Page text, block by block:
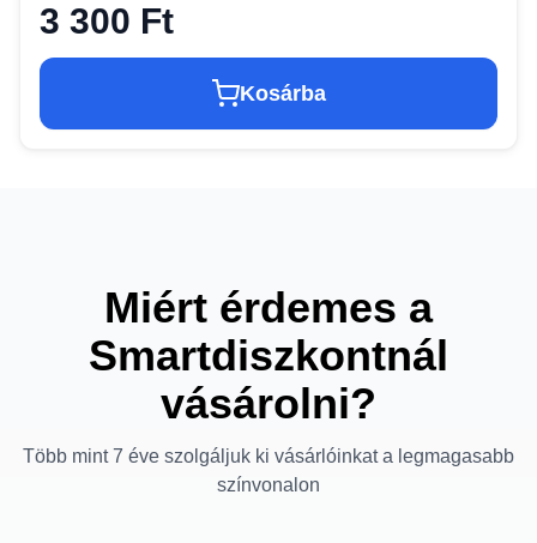
3 300 Ft
Kosárba
Miért érdemes a
Smartdiszkontnál
vásárolni?
Több mint 7 éve szolgáljuk ki vásárlóinkat a legmagasabb
színvonalon